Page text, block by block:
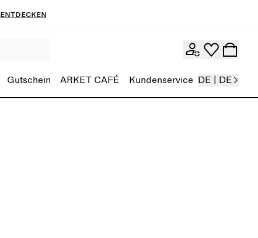
Gutschein ARKET CAFÉ Kundenservice DE | DE